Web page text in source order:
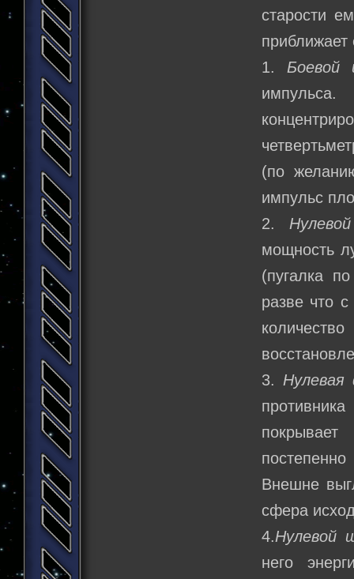
старости
приближает
1. Боевой
(по
импульс
2.
мощность
(пугалка
разве что
3.
Внешне
сфера
4.Нулевой
него